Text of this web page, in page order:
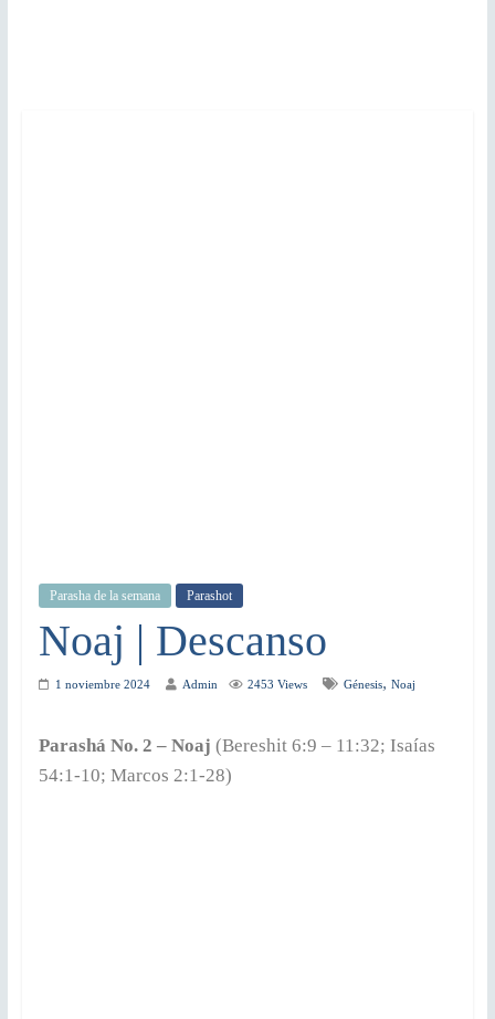
Parasha de la semana Parashot
Noaj | Descanso
1 noviembre 2024 Admin 2453 Views Génesis, Noaj
Parashá No. 2 – Noaj (Bereshit 6:9 – 11:32; Isaías
54:1-10; Marcos 2:1-28)